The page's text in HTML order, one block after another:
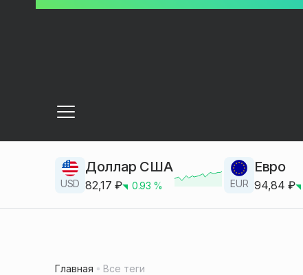
USD
Доллар США
82,17 ₽ 0.93 % EUR
Евро
94,84 ₽
Главная Все теги